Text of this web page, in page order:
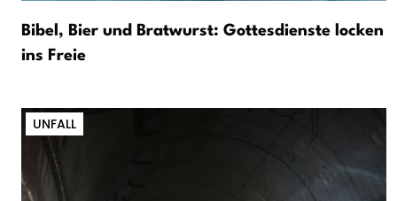
Bibel, Bier und Bratwurst: Gottesdienste locken
ins Freie
UNFALL